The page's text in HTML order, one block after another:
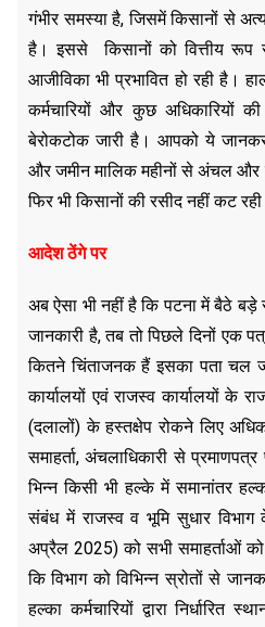
गंभीर समस्या है, जिसमें किसानों से
है। इससे किसानों को वित्तीय
आजीविका भी प्रभावित हो रही है।
कर्मचारियों और कुछ अधिकारियों
बेरोकटोक जारी है। आपको ये
और जमीन मालिक महीनों से अंचल और
फिर भी किसानों की रसीद नहीं कट
आदेश ठेंगे पर
अब ऐसा भी नहीं है कि पटना में बैठे बड़े
जानकारी है, तब तो पिछले दिनों एक
कितने चिंताजनक हैं इसका पता चल
कार्यालयों एवं राजस्व कार्यालयों के
(दलालों) के हस्तक्षेप रोकने लिए
समाहर्ता, अंचलाधिकारी से
भिन्न किसी भी हल्के में समानांतर
संबंध में राजस्व व भूमि सुधार
अप्रैल 2025) को सभी समाहर्ताओं
कि विभाग को विभिन्न स्रोतों से
हल्का कर्मचारियों द्वारा निर्धारित